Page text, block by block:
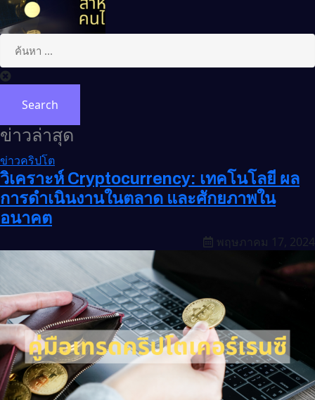
Search
ข่าวล่าสุด
ข่าวคริปโต
วิเคราะห์ Cryptocurrency: เทคโนโลยี ผล
การดำเนินงานในตลาด และศักยภาพใน
อนาคต
พฤษภาคม 17, 2024